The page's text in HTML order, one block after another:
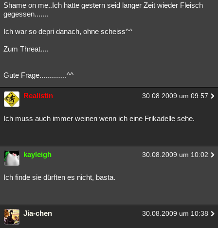
Shame on me..Ich hatte gestern seid langer Zeit wieder Fleisch
gegessen.......
Ich war so depri danach, ohne scheiss^^
Zum Threat....
Gute Frage..............^^
Realistin 30.08.2009 um 09:57
Ich muss auch immer weinen wenn ich eine Frikadelle sehe.
kayleigh 30.08.2009 um 10:02
Ich finde sie dürften es nicht, basta.
Jia-chen 30.08.2009 um 10:38